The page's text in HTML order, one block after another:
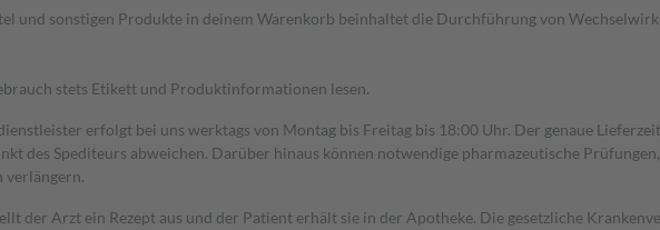
und sonstigen Produkte in deinem Warenkorb beinhaltet die Durchführung von
stets Etikett und Produktinformationen lesen.
erfolgt bei uns werktags von Montag bis Freitag bis 18:00 Uhr. Der genaue
des Spediteurs abweichen. Darüber hinaus können notwendige pharmazeutische
verlängern.
der Arzt ein Rezept aus und der Patient erhält sie in der Apotheke. Die gesetzliche